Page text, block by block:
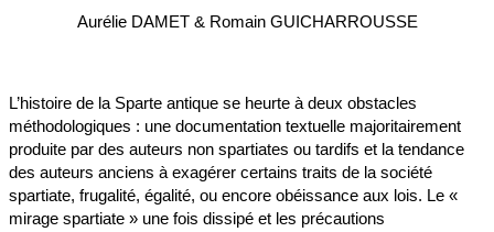
Aurélie DAMET & Romain GUICHARROUSSE
L’histoire de la Sparte antique se heurte à deux obstacles
méthodologiques : une documentation textuelle majoritairement
produite par des auteurs non spartiates ou tardifs et la tendance
des auteurs anciens à exagérer certains traits de la société
spartiate, frugalité, égalité, ou encore obéissance aux lois. Le «
mirage spartiate » une fois dissipé et les précautions